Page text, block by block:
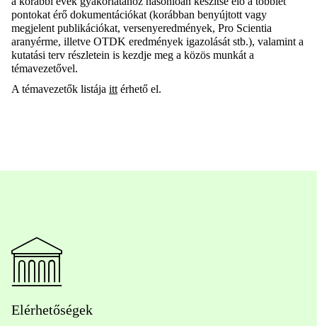
pontokat érő dokumentációkat (korábban benyújtott vagy
megjelent publikációkat, versenyeredmények, Pro Scientia
aranyérme, illetve OTDK eredmények igazolását stb.), valamint a
kutatási terv részletein is kezdje meg a közös munkát a
témavezetővel.
A témavezetők listája itt érhető el.
Elérhetőségek